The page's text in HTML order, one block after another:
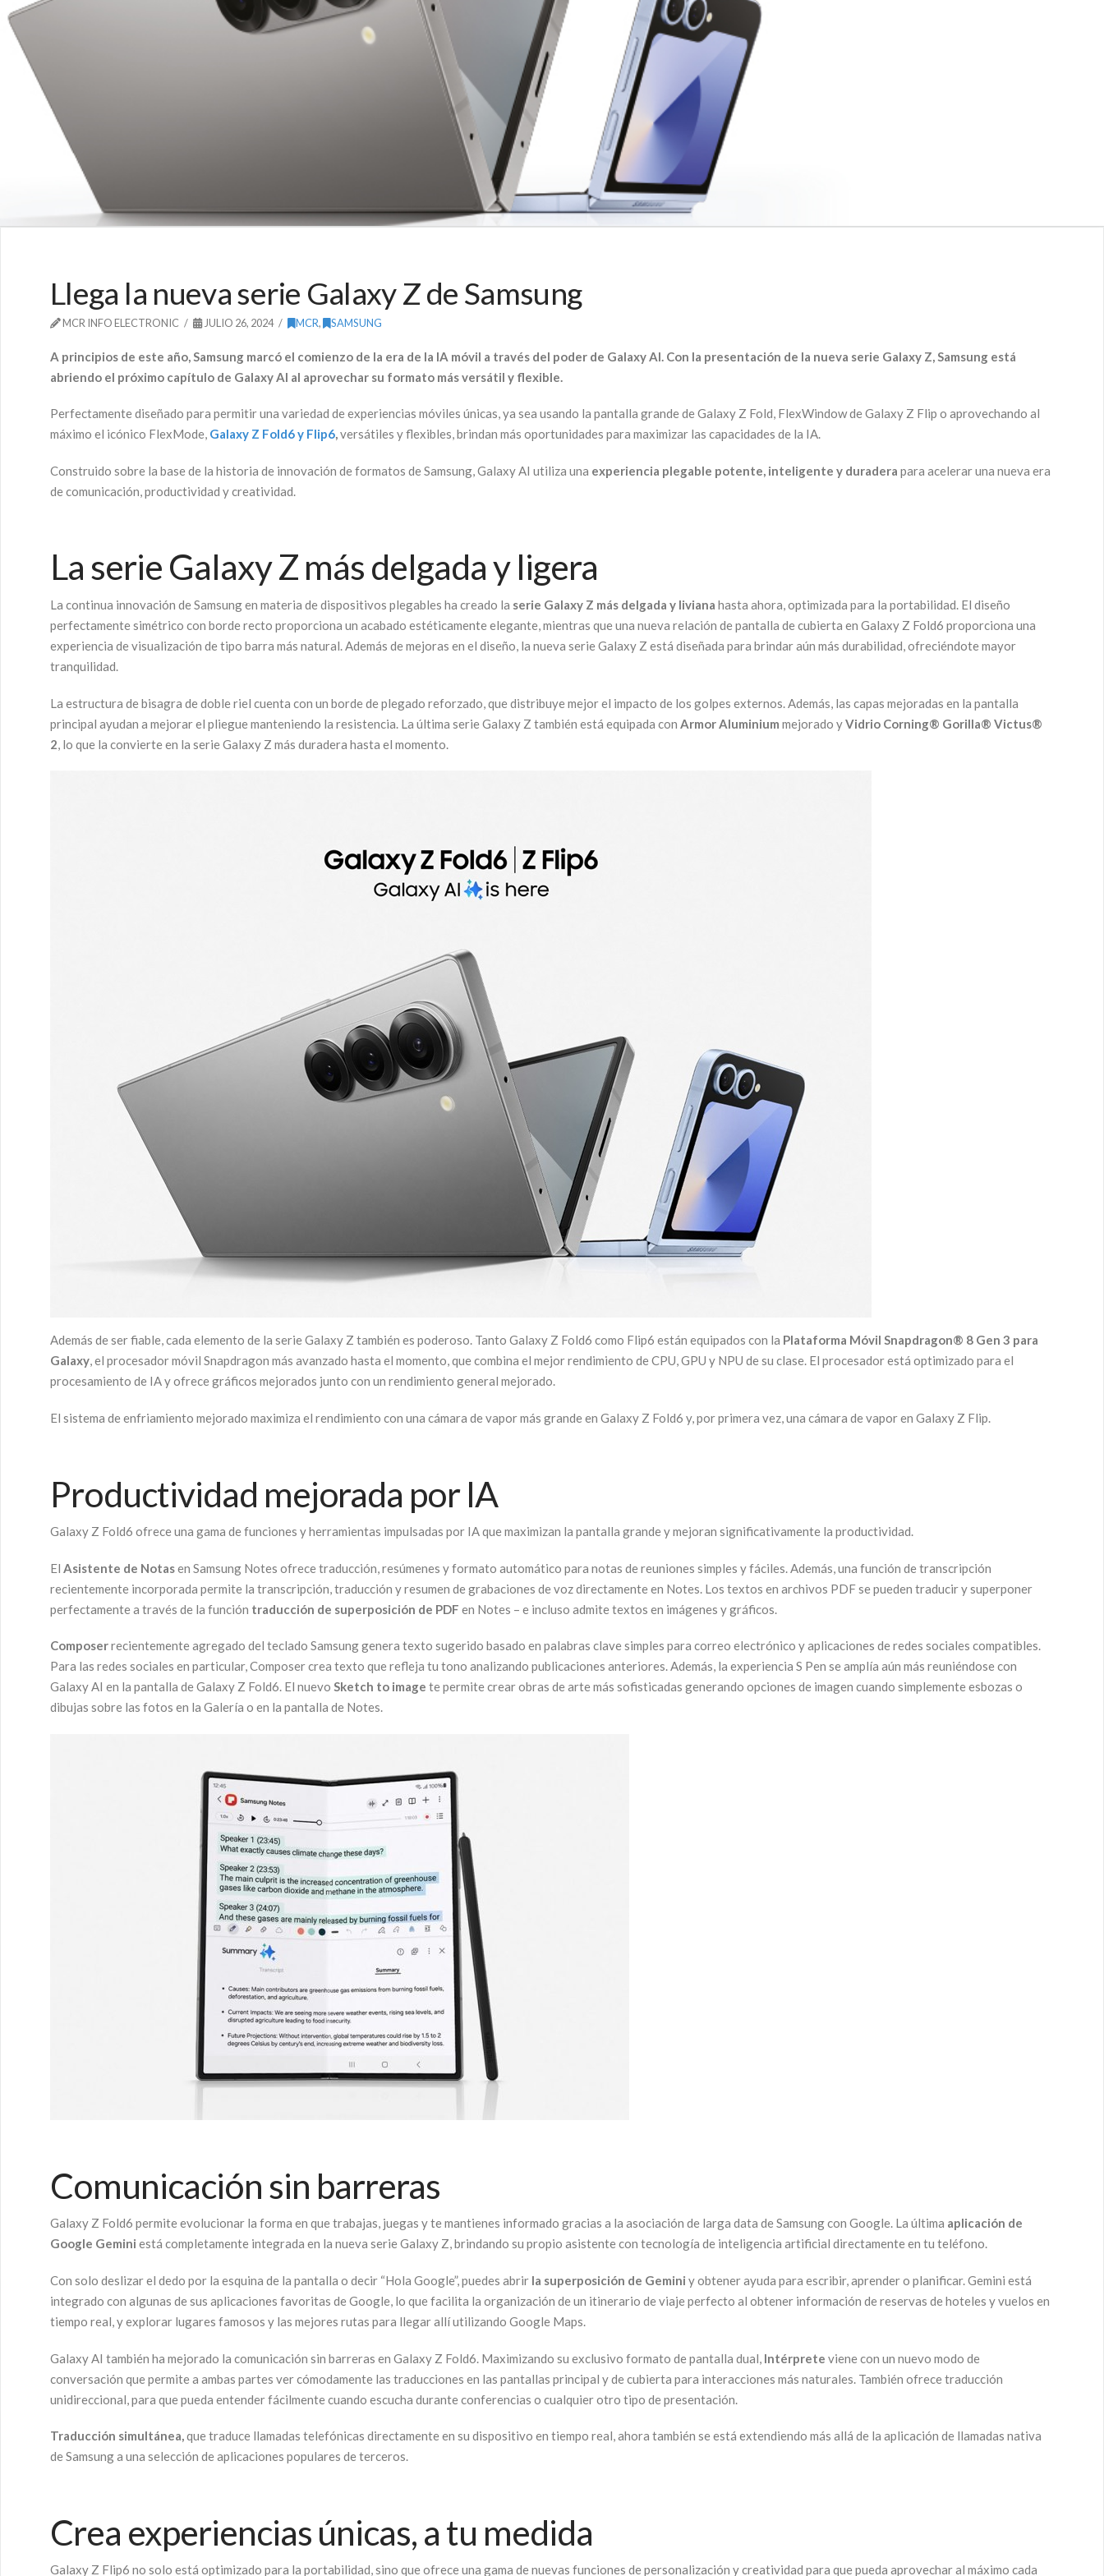
Llega la nueva serie Galaxy Z de Samsung
MCR INFO ELECTRONIC JULIO 26, 2024 MCR, SAMSUNG
A principios de este año, Samsung marcó el comienzo de la era de la IA móvil a través del poder de Galaxy AI. Con la presentación de la nueva serie Galaxy Z, Samsung está
abriendo el próximo capítulo de Galaxy AI al aprovechar su formato más versátil y flexible.
Perfectamente diseñado para permitir una variedad de experiencias móviles únicas, ya sea usando la pantalla grande de Galaxy Z Fold, FlexWindow de Galaxy Z Flip o aprovechando al
máximo el icónico FlexMode, Galaxy Z Fold6 y Flip6,versátiles y flexibles, brindan más oportunidades para maximizar las capacidades de la IA.
Construido sobre la base de la historia de innovación de formatos de Samsung, Galaxy AI utiliza una experiencia plegable potente, inteligente y duradera para acelerar una nueva era
de comunicación, productividad y creatividad.
La serie Galaxy Z más delgada y ligera
La continua innovación de Samsung en materia de dispositivos plegables ha creado la serie Galaxy Z más delgada y liviana hasta ahora, optimizada para la portabilidad. El diseño
perfectamente simétrico con borde recto proporciona un acabado estéticamente elegante, mientras que una nueva relación de pantalla de cubierta en Galaxy Z Fold6 proporciona una
experiencia de visualización de tipo barra más natural. Además de mejoras en el diseño, la nueva serie Galaxy Z está diseñada para brindar aún más durabilidad, ofreciéndote mayor
tranquilidad.
La estructura de bisagra de doble riel cuenta con un borde de plegado reforzado, que distribuye mejor el impacto de los golpes externos. Además, las capas mejoradas en la pantalla
principal ayudan a mejorar el pliegue manteniendo la resistencia. La última serie Galaxy Z también está equipada con Armor Aluminium mejorado yVidrio Corning® Gorilla® Victus®
2, lo que la convierte en la serie Galaxy Z más duradera hasta el momento.
Además de ser fiable, cada elemento de la serie Galaxy Z también es poderoso. Tanto Galaxy Z Fold6 como Flip6 están equipados con la Plataforma Móvil Snapdragon® 8 Gen 3 para
Galaxy, el procesador móvil Snapdragon más avanzado hasta el momento, que combina el mejor rendimiento de CPU, GPU y NPU de su clase. El procesador está optimizado para el
procesamiento de IA y ofrece gráficos mejorados junto con un rendimiento general mejorado.
El sistema de enfriamiento mejorado maximiza el rendimiento con una cámara de vapor más grande en Galaxy Z Fold6 y, por primera vez, una cámara de vapor en Galaxy Z Flip.
Productividad mejorada por IA
Galaxy Z Fold6 ofrece una gama de funciones y herramientas impulsadas por IA que maximizan la pantalla grande y mejoran significativamente la productividad.
El Asistente de Notasen Samsung Notes ofrece traducción, resúmenes y formato automático para notas de reuniones simples y fáciles. Además, una función de transcripción
recientemente incorporada permite la transcripción, traducción y resumen de grabaciones de voz directamente en Notes. Los textos en archivos PDF se pueden traducir y superponer
perfectamente a través de la función traducción de superposición de PDF en Notes – e incluso admite textos en imágenes y gráficos.
Composerrecientemente agregado del teclado Samsung genera texto sugerido basado en palabras clave simples para correo electrónico y aplicaciones de redes sociales compatibles.
Para las redes sociales en particular, Composer crea texto que refleja tu tono analizando publicaciones anteriores. Además, la experiencia S Pen se amplía aún más reuniéndose con
Galaxy AI en la pantalla de Galaxy Z Fold6. El nuevo Sketch to image te permite crear obras de arte más sofisticadas generando opciones de imagen cuando simplemente esbozas o
dibujas sobre las fotos en la Galería o en la pantalla de Notes.
Comunicación sin barreras
Galaxy Z Fold6 permite evolucionar la forma en que trabajas, juegas y te mantienes informado gracias a la asociación de larga data de Samsung con Google. La última aplicación de
Google Gemini está completamente integrada en la nueva serie Galaxy Z, brindando su propio asistente con tecnología de inteligencia artificial directamente en tu teléfono.
Con solo deslizar el dedo por la esquina de la pantalla o decir “Hola Google”, puedes abrir la superposición de Gemini y obtener ayuda para escribir, aprender o planificar. Gemini está
integrado con algunas de sus aplicaciones favoritas de Google, lo que facilita la organización de un itinerario de viaje perfecto al obtener información de reservas de hoteles y vuelos en
tiempo real, y explorar lugares famosos y las mejores rutas para llegar allí utilizando Google Maps.
Galaxy AI también ha mejorado la comunicación sin barreras en Galaxy Z Fold6. Maximizando su exclusivo formato de pantalla dual, Intérprete viene con un nuevo modo de
conversación que permite a ambas partes ver cómodamente las traducciones en las pantallas principal y de cubierta para interacciones más naturales. También ofrece traducción
unidireccional, para que pueda entender fácilmente cuando escucha durante conferencias o cualquier otro tipo de presentación.
Traducción simultánea,que traduce llamadas telefónicas directamente en su dispositivo en tiempo real, ahora también se está extendiendo más allá de la aplicación de llamadas nativa
de Samsung a una selección de aplicaciones populares de terceros.
Crea experiencias únicas, a tu medida
Galaxy Z Flip6 no solo está optimizado para la portabilidad, sino que ofrece una gama de nuevas funciones de personalización y creatividad para que pueda aprovechar al máximo cada